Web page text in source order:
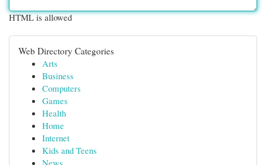
HTML is allowed
Web Directory Categories
Arts
Business
Computers
Games
Health
Home
Internet
Kids and Teens
News